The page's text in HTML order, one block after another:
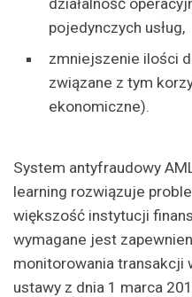
działalność
pojedynczych usług,
zmniejszenie ilości
związane z tym
ekonomiczne).
System antyfraudowy
learning rozwiązuje
większość instytucji
wymagane jest
monitorowania transakcji
ustawy z dnia 1 marca